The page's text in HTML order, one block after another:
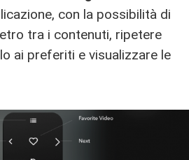
con la possibilità di
tra i contenuti, ripetere
ai preferiti e visualizzare le